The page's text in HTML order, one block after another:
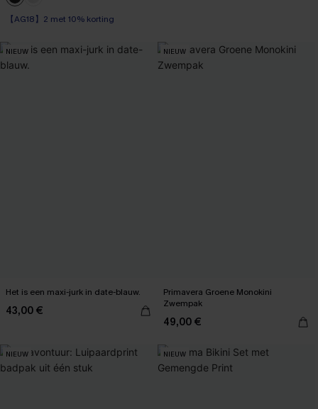
【AG18】2 met 10% korting
NIEUW
Het is een maxi-jurk in date-blauw.
43,00 €
NIEUW
Primavera Groene Monokini
Zwempak
49,00 €
NIEUW NIEUW